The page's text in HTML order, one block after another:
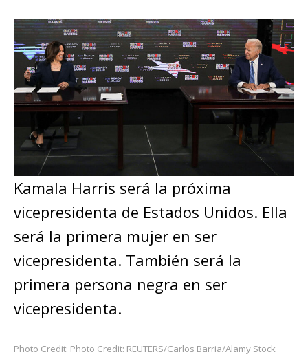
Kamala Harris será la próxima
vicepresidenta de Estados Unidos. Ella
será la primera mujer en ser
vicepresidenta. También será la
primera persona negra en ser
vicepresidenta.
Photo Credit: Photo Credit: REUTERS/Carlos Barria/Alamy Stock